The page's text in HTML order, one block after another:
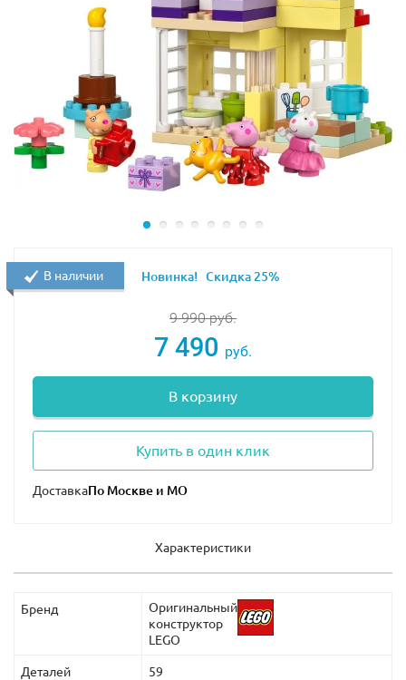
9 990руб.
7 490 руб.
В корзину
Купить в один клик
Доставка
В наличии Новинка! Скидка 25%
Характеристики
Бренд
Оригинальный
конструктор
LEGO
Деталей 59